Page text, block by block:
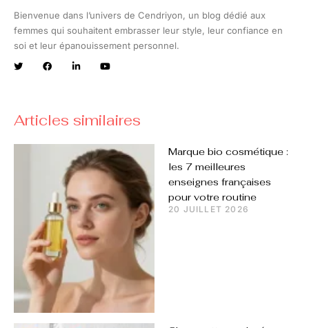
Bienvenue dans l’univers de Cendriyon, un blog dédié aux
femmes qui souhaitent embrasser leur style, leur confiance en
soi et leur épanouissement personnel.
Articles similaires
Marque bio cosmétique :
les 7 meilleures
enseignes françaises
pour votre routine
20 JUILLET 2026